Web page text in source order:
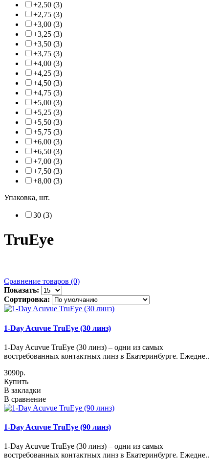
+2,50 (3)
+2,75 (3)
+3,00 (3)
+3,25 (3)
+3,50 (3)
+3,75 (3)
+4,00 (3)
+4,25 (3)
+4,50 (3)
+4,75 (3)
+5,00 (3)
+5,25 (3)
+5,50 (3)
+5,75 (3)
+6,00 (3)
+6,50 (3)
+7,00 (3)
+7,50 (3)
+8,00 (3)
Упаковка, шт.
30 (3)
TruEye
Сравнение товаров (0)
Показать:
Сортировка:
1-Day Acuvue TruEye (30 линз)
1-Day Acuvue TruEye (30 линз) – одни из самых
востребованных контактных линз в Екатеринбурге. Ежедне..
3090р.
Купить
В закладки
В сравнение
1-Day Acuvue TruEye (90 линз)
1-Day Acuvue TruEye (30 линз) – одни из самых
востребованных контактных линз в Екатеринбурге. Ежедне..